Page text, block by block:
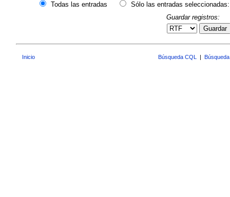
Todas las entradas
Sólo las entradas seleccionadas:
Guardar registros:
Guardar
Inicio Búsqueda CQL